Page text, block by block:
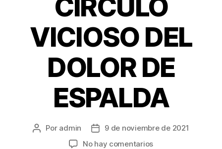
CIRCULO
VICIOSO DEL
DOLOR DE
ESPALDA
Por admin
9 de noviembre de 2021
No hay comentarios